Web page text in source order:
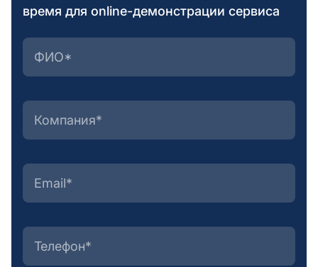
время для online-демонстрации сервиса